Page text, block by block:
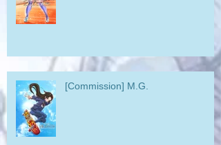
[Commission] M.G.